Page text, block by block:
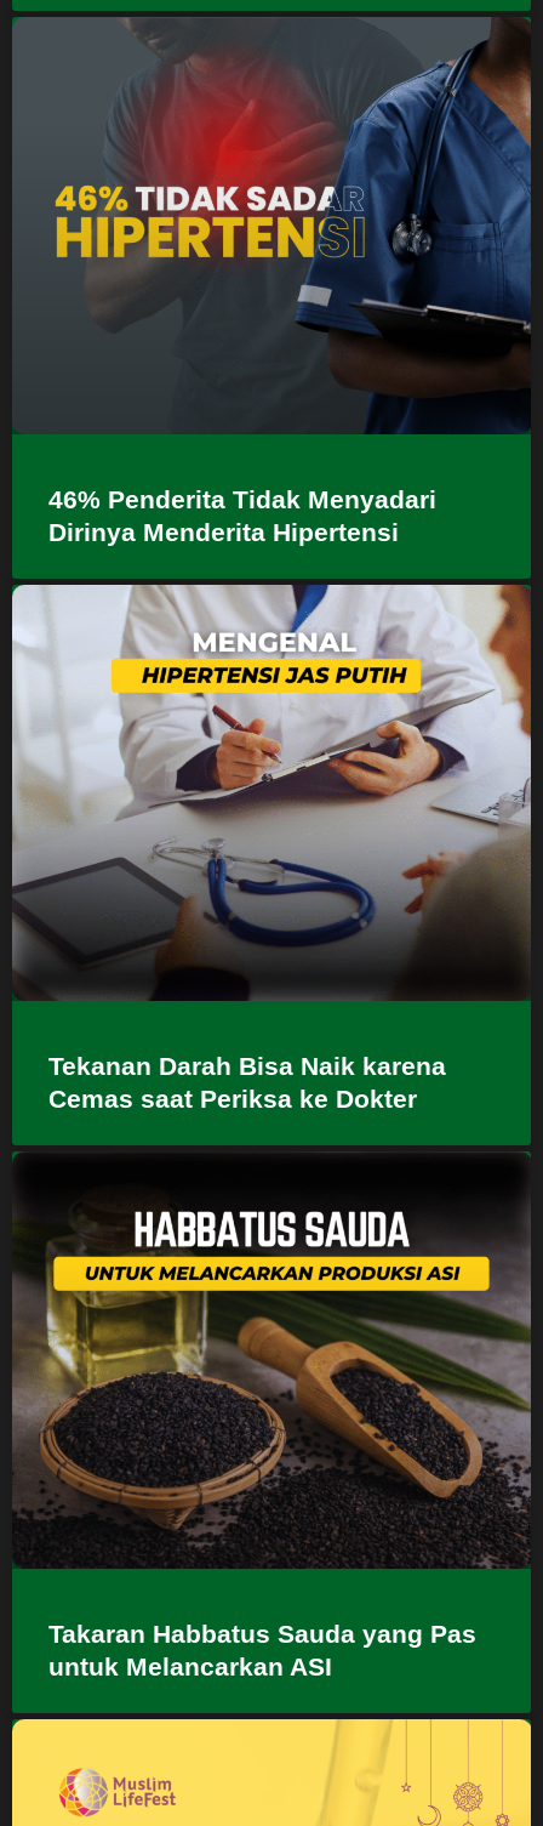
46% Penderita Tidak Menyadari
Dirinya Menderita Hipertensi
Tekanan Darah Bisa Naik karena
Cemas saat Periksa ke Dokter
Takaran Habbatus Sauda yang Pas
untuk Melancarkan ASI